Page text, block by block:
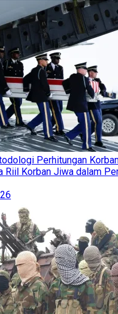
Perhitungan
Riil Korban Jiwa dalam